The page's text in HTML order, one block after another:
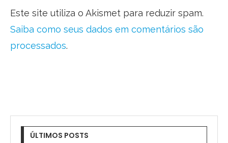
Este site utiliza o Akismet para reduzir spam.
Saiba como seus dados em comentários são
processados.
ÚLTIMOS POSTS